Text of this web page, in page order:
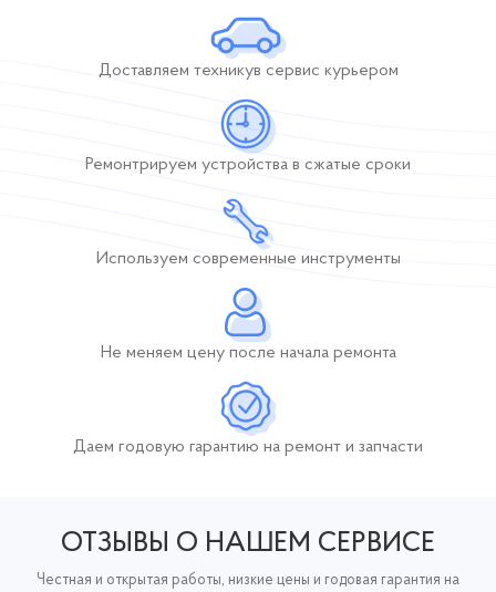
Доставляем техникув сервис курьером
Ремонтрируем устройства в сжатые сроки
Используем современные инструменты
Не меняем цену после начала ремонта
Даем годовую гарантию на ремонт и запчасти
ОТЗЫВЫ О НАШЕМ СЕРВИСЕ
Честная и открытая работы, низкие цены и годовая гарантия на